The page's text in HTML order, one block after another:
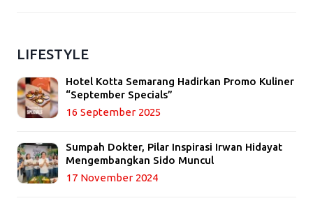
LIFESTYLE
Hotel Kotta Semarang Hadirkan Promo Kuliner
“September Specials”
16 September 2025
Sumpah Dokter, Pilar Inspirasi Irwan Hidayat
Mengembangkan Sido Muncul
17 November 2024